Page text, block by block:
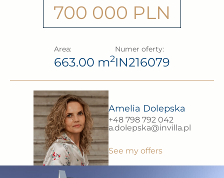
700 000 PLN
Area:
663.00 m2
Numer oferty:
IN216079
Amelia Dolepska
+48 798 792 042
a.dolepska@invilla.pl
See my offers